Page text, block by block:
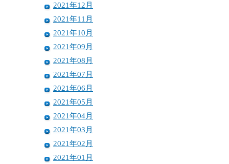
2021年12月
2021年11月
2021年10月
2021年09月
2021年08月
2021年07月
2021年06月
2021年05月
2021年04月
2021年03月
2021年02月
2021年01月